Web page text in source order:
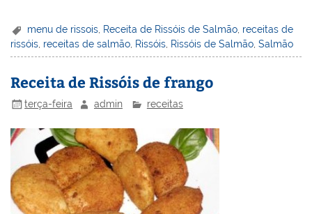
er
e
st
k
e
dI
n
c
e
b
o
k
itt
er
ai
l
h
o
o
M
l
t
ar
e
menu de rissois Receita de Rissóis de Salmão receitas de
rissóis receitas de salmão Rissóis Rissóis de Salmão ,Salmão
Receita de Rissóis de frango
terça-feira admin receitas